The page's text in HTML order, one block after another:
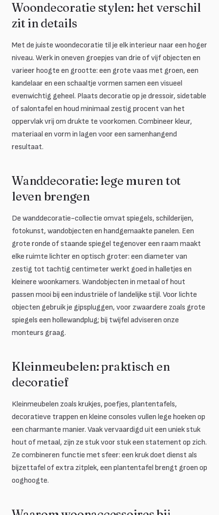
Woondecoratie stylen: het verschil
zit in details
Met de juiste woondecoratie til je elk interieur naar een hoger
niveau. Werk in oneven groepjes van drie of vijf objecten en
varieer hoogte en grootte: een grote vaas met groen, een
kandelaar en een schaaltje vormen samen een visueel
evenwichtig geheel. Plaats decoratie op je dressoir, sidetable
of salontafel en houd minimaal zestig procent van het
oppervlak vrij om drukte te voorkomen. Combineer kleur,
materiaal en vorm in lagen voor een samenhangend
resultaat.
Wanddecoratie: lege muren tot
leven brengen
De wanddecoratie-collectie omvat spiegels, schilderijen,
fotokunst, wandobjecten en handgemaakte panelen. Een
grote ronde of staande spiegel tegenover een raam maakt
elke ruimte lichter en optisch groter: een diameter van
zestig tot tachtig centimeter werkt goed in halletjes en
kleinere woonkamers. Wandobjecten in metaal of hout
passen mooi bij een industriële of landelijke stijl. Voor lichte
objecten gebruik je gipspluggen, voor zwaardere zoals grote
spiegels een hollewandplug; bij twijfel adviseren onze
monteurs graag.
Kleinmeubelen: praktisch en
decoratief
Kleinmeubelen zoals krukjes, poefjes, plantentafels,
decoratieve trappen en kleine consoles vullen lege hoeken op
een charmante manier. Vaak vervaardigd uit een uniek stuk
hout of metaal, zijn ze stuk voor stuk een statement op zich.
Ze combineren functie met sfeer: een kruk doet dienst als
bijzettafel of extra zitplek, een plantentafel brengt groen op
ooghoogte.